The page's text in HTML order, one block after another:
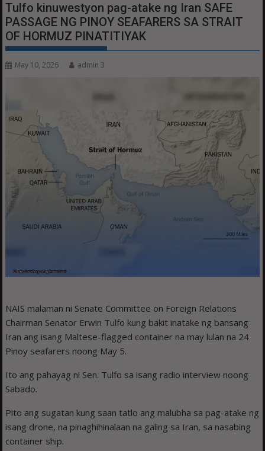
Tulfo kinuwestyon pag-atake ng Iran SAFE
PASSAGE NG PINOY SEAFARERS SA STRAIT
OF HORMUZ PINATITIYAK
May 10, 2026 admin 3
NAIS malaman ni Senate Committee on Foreign Relations
Chairman Senator Erwin Tulfo kung bakit inatake ng bansang
Iran ang isang Maltese-flagged container na may lulan na 24
Pinoy seafarers noong May 5.
Ito ang pahayag ni Sen. Tulfo sa isang radio interview noong
Sabado.
Pito ang sugatan kung saan tatlo ang malubha sa pag-atake ng
isang drone, na pinaghihinalaan na galing sa Iran, sa nasabing
container ship.